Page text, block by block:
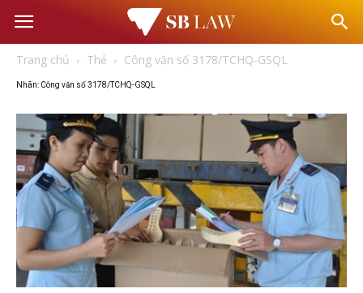
Văn
Trang chủ Thẻ Công văn số 3178/TCHQ-GSQL
Nhãn: Công văn số 3178/TCHQ-GSQL